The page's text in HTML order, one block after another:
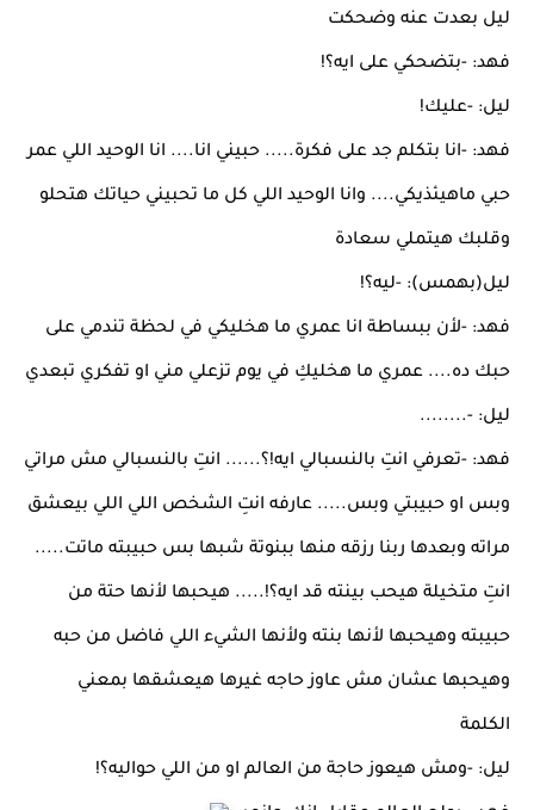
ليل بعدت عنه وضحكت
فهد: -بتضحكي على ايه؟!
ليل: -عليك!
فهد: -انا بتكلم جد على فكرة..... حبيني انا.... انا الوحيد اللي عمر
حبي ماهيئذيكي.... وانا الوحيد اللي كل ما تحبيني حياتك هتحلو
وقلبك هيتملي سعادة
ليل(بهمس): -ليه؟!
فهد: -لأن ببساطة انا عمري ما هخليكي في لحظة تندمي على
حبك ده.... عمري ما هخليكِ في يوم تزعلي مني او تفكري تبعدي
ليل: -........
فهد: -تعرفي انتِ بالنسبالي ايه!؟...... انتِ بالنسبالي مش مراتي
وبس او حبيبتي وبس..... عارفه انتِ الشخص اللي اللي بيعشق
مراته وبعدها ربنا رزقه منها ببنوتة شبها بس حبيبته ماتت.....
انتِ متخيلة هيحب بينته قد ايه؟!..... هيحبها لأنها حتة من
حبيبته وهيحبها لأنها بنته ولأنها الشيء اللي فاضل من حبه
وهيحبها عشان مش عاوز حاجه غيرها هيعشقها بمعني
الكلمة
ليل: -ومش هيعوز حاجة من العالم او من اللي حواليه؟!